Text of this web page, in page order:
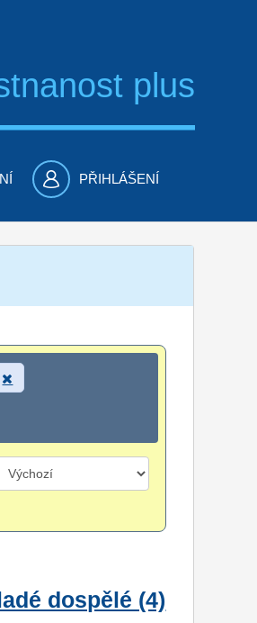
plus
PŘIHLÁŠENÍ
dospělé (4)